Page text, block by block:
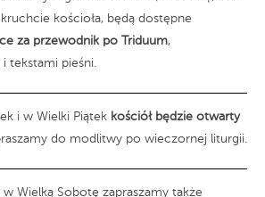
kościoła, będą dostępne
za przewodnik po Triduum,
tekstami pieśni.
i w Wielki Piątek kościół będzie otwarty
do modlitwy po wieczornej liturgii.
w Wielką Sobotę zapraszamy także